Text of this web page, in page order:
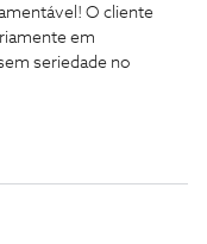
O cliente
em
seriedade no